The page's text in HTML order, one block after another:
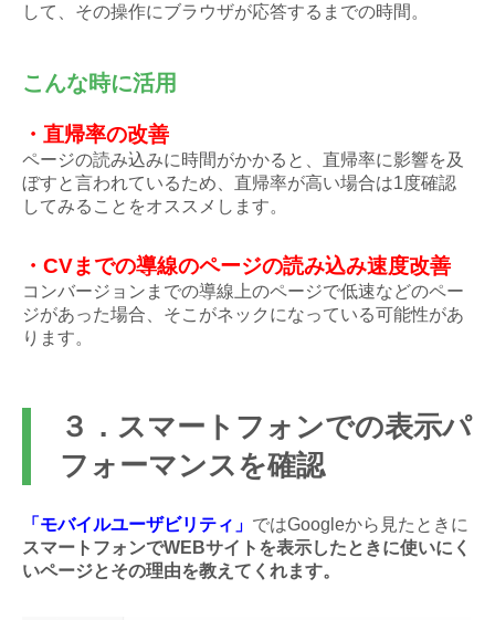
して、その操作にブラウザが応答するまでの時間。
こんな時に活用
・直帰率の改善
ページの読み込みに時間がかかると、直帰率に影響を及
ぼすと言われているため、直帰率が高い場合は1度確認
してみることをオススメします。
・CVまでの導線のページの読み込み速度改善
コンバージョンまでの導線上のページで低速などのペー
ジがあった場合、そこがネックになっている可能性があ
ります。
３．スマートフォンでの表示パ
フォーマンスを確認
「モバイルユーザビリティ」 ではGoogleから見たときに
スマートフォンでWEBサイトを表示したときに使いにく
いページとその理由を教えてくれます。